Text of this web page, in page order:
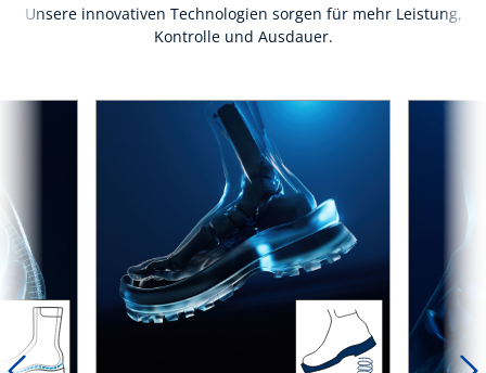
Unsere innovativen Technologien sorgen für mehr Leistung,
Kontrolle und Ausdauer.